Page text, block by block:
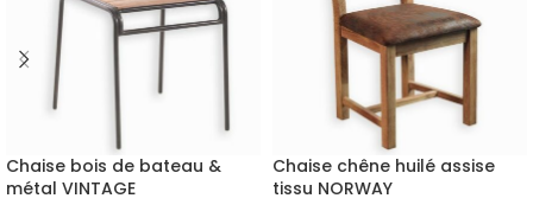
Chaise bois de bateau &
métal VINTAGE
Chaise chêne huilé assise
tissu NORWAY